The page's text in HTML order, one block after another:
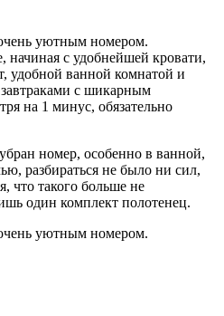
уютным номером.
начиная с удобнейшей кровати,
удобной ванной комнатой и
с шикарным
на 1 минус, обязательно
номер, особенно в ванной,
разбираться не было ни сил,
что такого больше не
один комплект полотенец.
уютным номером.